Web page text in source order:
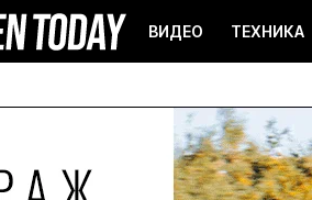
ВИДЕО ТЕХНИКА